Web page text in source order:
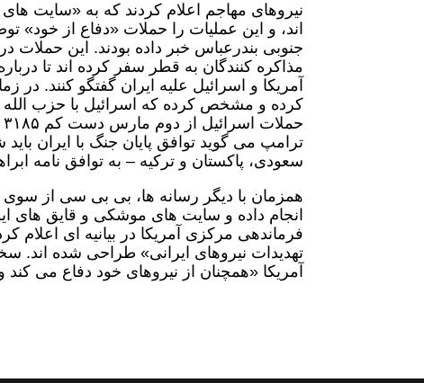
نیروهای مهاجم اعلام کردند که به «سایت
اند، و این عملیات را حملات «دفاع از خود»
جنوبی بندرعباس خبر داده بودند. این
مذاکره کنندگان به قطر سفر کرده اند تا
آمریکا و اسرائیل علیه ایران گفتگو کنند.
کرده و مشخص کرده که اسرائیل با حزب
ترامپ می گوید توافق پایان جنگ با ایران
سعودی، پاکستان و ترکیه – به توافق نامه
همزمان با دیگر رسانه ها، بی بی سی از
انجام داده و سایت های موشکی و قایق های
فرماندهی مرکزی آمریکا در بیانیه ای اعلام
تهدیدات نیروهای ایرانی» طراحی شده اند.
آمریکا «همچنان از نیروهای خود دفاع می